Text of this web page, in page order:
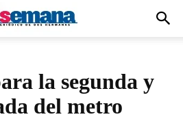
la segunda y
del metro